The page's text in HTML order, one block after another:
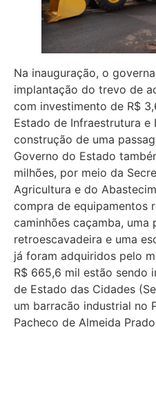
Na inauguração, o
implantação do trevo de
com investimento de R$
Estado de Infraestrutura e
construção de uma
Governo do Estado
milhões, por meio da
Agricultura e do
compra de equipamentos
caminhões caçamba, uma
retroescavadeira e uma
já foram adquiridos pelo
R$ 665,6 mil estão sendo
de Estado das Cidades
um barracão industrial no
Pacheco de Almeida